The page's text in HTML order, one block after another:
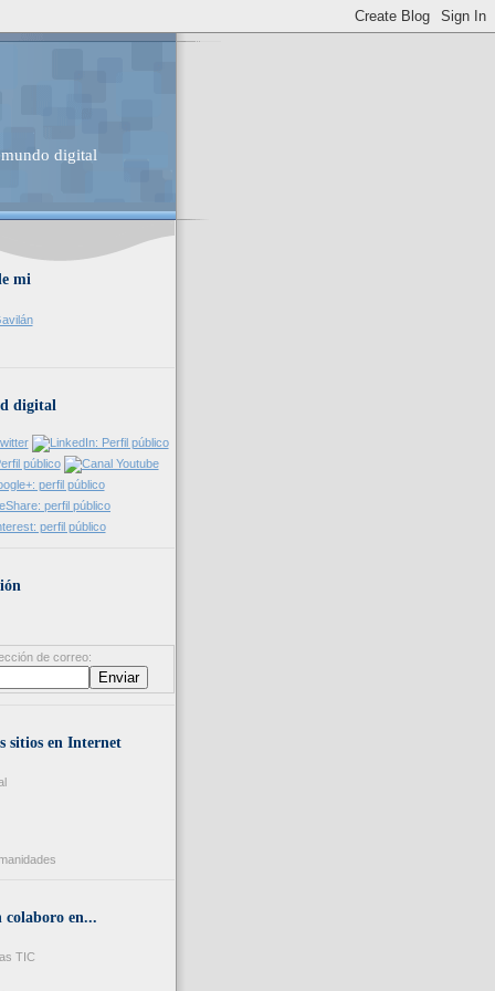
digital
mi
digital
de correo:
sitios en Internet
colaboro en...
TIC